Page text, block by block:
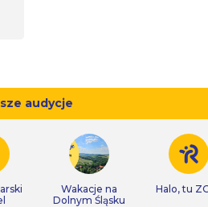
audycje
Wakacje na
Dolnym Śląsku
Halo, tu